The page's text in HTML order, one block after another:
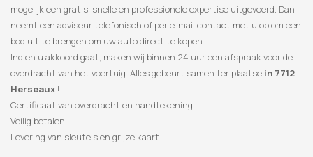
mogelijk een gratis, snelle en professionele expertise uitgevoerd. Dan
neemt een adviseur telefonisch of per e-mail contact met u op om een
​​bod uit te brengen om uw auto direct te kopen.
Indien u akkoord gaat, maken wij binnen 24 uur een afspraak voor de
overdracht van het voertuig. Alles gebeurt samen ter plaatse in 7712
Herseaux !
Certificaat van overdracht en handtekening
Veilig betalen
Levering van sleutels en grijze kaart